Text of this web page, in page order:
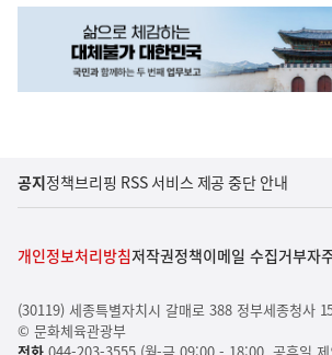
공지정책브리핑 RSS 서비스 제공 중단 안내
개인정보처리방침저작권정책이메일 수집거부자
(30119) 세종특별자치시 갈매로 388 정부세종청사
© 문화체육관광부